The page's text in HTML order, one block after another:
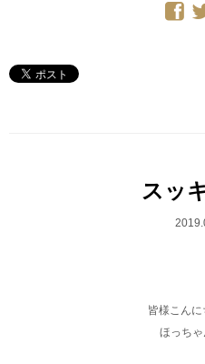
スッ
皆様こん
ほっち